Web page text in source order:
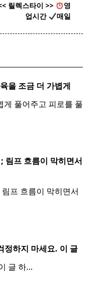
릴렉스타이 >>
영
업시간
매일
을 조금 더 가볍게
게 풀어주고 피로를 풀
림프 흐름이 막히면서
프 흐름이 막히면서
정하지 마세요. 이 글
글 하…